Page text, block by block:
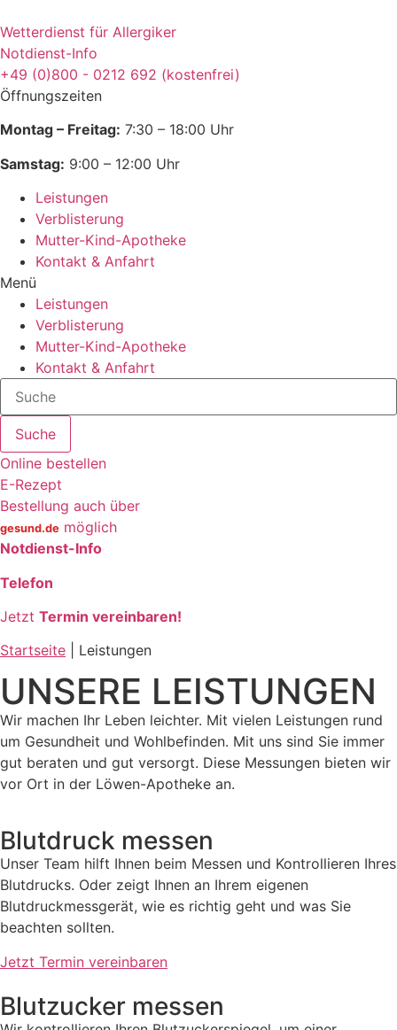
Inhalt
wechseln
Wetterdienst für Allergiker
Notdienst-Info
+49 (0)800 - 0212 692 (kostenfrei)
Öffnungszeiten
Montag – Freitag: 7:30 – 18:00 Uhr
Samstag: 9:00 – 12:00 Uhr
Leistungen
Verblisterung
Mutter-Kind-Apotheke
Kontakt & Anfahrt
Menü
Leistungen
Verblisterung
Mutter-Kind-Apotheke
Kontakt & Anfahrt
Suche
Online bestellen
E-Rezept
Bestellung auch über
gesund.de möglich
Notdienst-Info
Telefon
Jetzt Termin vereinbaren!
Startseite
Leistungen
UNSERE LEISTUNGEN
Wir machen Ihr Leben leichter. Mit vielen Leistungen rund
um Gesundheit und Wohlbefinden. Mit uns sind Sie immer
gut beraten und gut versorgt. Diese Messungen bieten wir
vor Ort in der Löwen-Apotheke an.
Blutdruck messen
Unser Team hilft Ihnen beim Messen und Kontrollieren Ihres
Blutdrucks. Oder zeigt Ihnen an Ihrem eigenen
Blutdruckmessgerät, wie es richtig geht und was Sie
beachten sollten.
Jetzt Termin vereinbaren
Blutzucker messen